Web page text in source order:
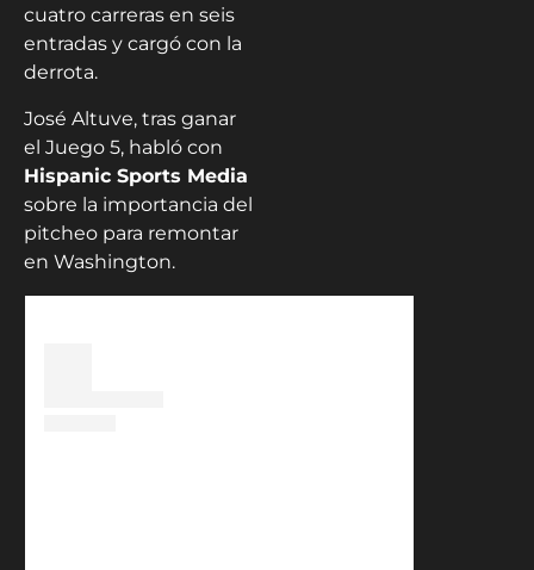
cuatro carreras en seis
entradas y cargó con la
derrota.
José Altuve, tras ganar
el Juego 5, habló con
Hispanic Sports Media
sobre la importancia del
pitcheo para remontar
en Washington.